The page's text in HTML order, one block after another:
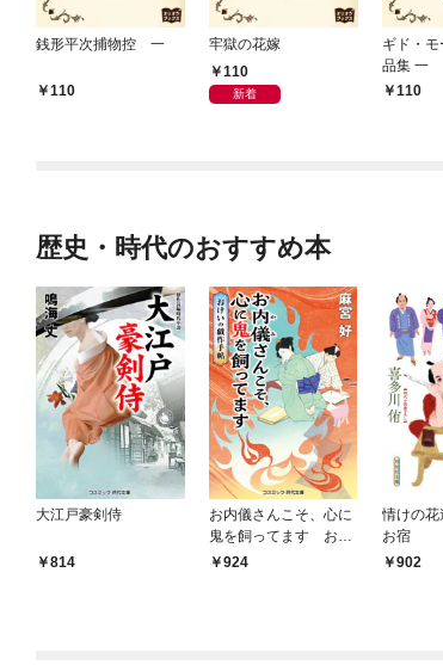
銭形平次捕物控 一
110
牢獄の花嫁
110
新着
ギド・
品集 一
110
歴史・時代のおすすめ本
大江戸豪剣侍
814
お内儀さんこそ、心に
鬼を飼ってます おけ
いの戯作手帖
924
情けの
お宿
902